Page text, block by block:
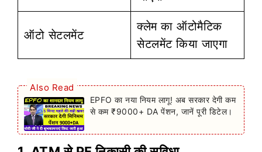
ऑटो सेटलमेंट
क्लेम का ऑटोमैटिक
सेटलमेंट किया जाएगा
Also Read
EPFO का नया नियम लागू! अब सरकार देगी कम
से कम ₹9000+ DA पेंशन, जानें पूरी डिटेल।